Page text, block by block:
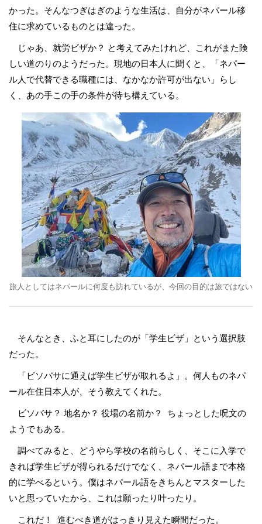
かった。そんなつぎはぎのような生活は、自分がネパール移
住に求めているものとは違った。
じゃあ、就労ビザか？ と考えてみたけれど、これがまた険
しい道のりのようだった。現地の日本人に聞くと、「ネパー
ル人で代替できる職種には、なかなか許可が出ない」らし
く、あの手この手の条件が待ち構えている。
旅人としてはネパールに何度も訪れているが、今回の目的は旅ではない
そんなとき、ふと耳にしたのが「学生ビザ」という選択肢
だった。
「ビソバサに通えば学生ビザが取れるよ」。何人ものネパ
ール在住日本人が、そう教えてくれた。
ビソバサ？ 地名か？ 役場の名前か？ ちょっとした呪文の
ようでもある。
調べてみると、どうやら学校の名前らしく、そこに入学で
きれば学生ビザが得られるだけでなく、ネパール語まで本格
的に学べるという。僕はネパール語をきちんとマスターした
いと思っていたから、これは願ったり叶ったり。
これだ！ 進むべき道がはっきり見えた瞬間だった。